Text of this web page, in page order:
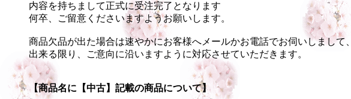
内容を持ちまして正式に受注完了となります
何卒、ご留意くださいますようお願いします。
商品欠品が出た場合は速やかにお客様へメールかお電話でお伺いしまして、
出来る限り、ご意向に沿いますように対応させていただきます。
【商品名に【中古】記載の商品について】